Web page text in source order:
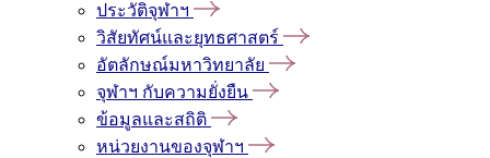
ประวัติจุฬาฯ
วิสัยทัศน์และยุทธศาสตร์
อัตลักษณ์มหาวิทยาลัย
จุฬาฯ กับความยั่งยืน
ข้อมูลและสถิติ
หน่วยงานของจุฬาฯ